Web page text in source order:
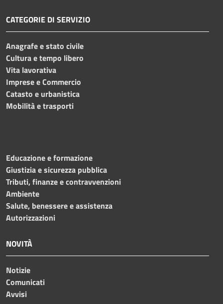
CATEGORIE DI SERVIZIO
Anagrafe e stato civile
Cultura e tempo libero
Vita lavorativa
Imprese e Commercio
Catasto e urbanistica
Mobilità e trasporti
Educazione e formazione
Giustizia e sicurezza pubblica
Tributi, finanze e contravvenzioni
Ambiente
Salute, benessere e assistenza
Autorizzazioni
NOVITÀ
Notizie
Comunicati
Avvisi